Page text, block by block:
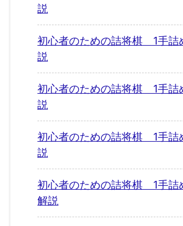
説
初心者のための詰将棋 1手
説
初心者のための詰将棋 1手
説
初心者のための詰将棋 1手
説
初心者のための詰将棋 1手
解説